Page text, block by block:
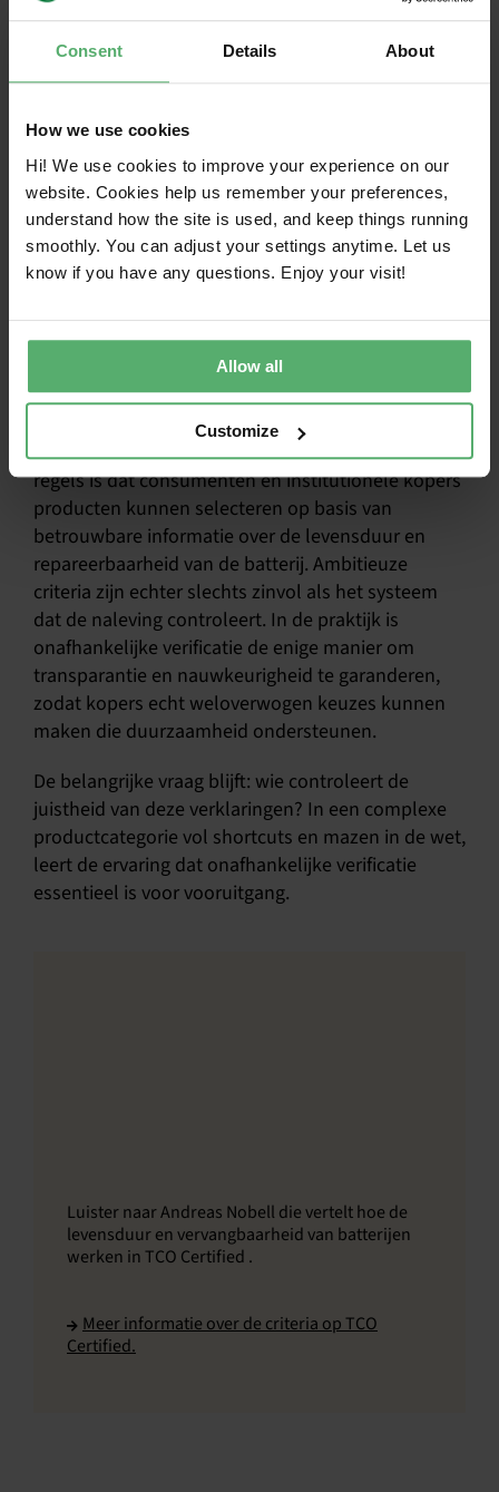
Consent Details About
How we use cookies
Hi! We use cookies to improve your experience on our
website. Cookies help us remember your preferences,
understand how the site is used, and keep things running
smoothly. You can adjust your settings anytime. Let us
know if you have any questions. Enjoy your visit!
Allow all
Customize
ten minste 80% van hun capaciteit behouden – een
hogere norm dan momenteel gebruikelijk is. In
onze ervaring met TCO Certified worden batterijen
Ook hier vereisen de EU-regels geen onafhankelijke
verificatie van de zelfverklaarde
batterijtestresultaten, noch het indienen van
testrapporten. Dit creëert een duidelijk risico op
greenwashing, misleiding van kopers en
uiteindelijk het niet behalen van de beoogde
Zonder verificatie blijft de deur
naar greenwashing openstaan
Een van de beoogde resultaten van deze nieuwe
regels is dat consumenten en institutionele kopers
producten kunnen selecteren op basis van
betrouwbare informatie over de levensduur en
repareerbaarheid van de batterij. Ambitieuze
criteria zijn echter slechts zinvol als het systeem
dat de naleving controleert. In de praktijk is
onafhankelijke verificatie de enige manier om
transparantie en nauwkeurigheid te garanderen,
zodat kopers echt weloverwogen keuzes kunnen
maken die duurzaamheid ondersteunen.
De belangrijke vraag blijft: wie controleert de
juistheid van deze verklaringen? In een complexe
productcategorie vol shortcuts en mazen in de wet,
leert de ervaring dat onafhankelijke verificatie
essentieel is voor vooruitgang.
Luister naar Andreas Nobell die vertelt hoe de
levensduur en vervangbaarheid van batterijen
werken in TCO Certified .
Meer informatie over de criteria op TCO
Certified.